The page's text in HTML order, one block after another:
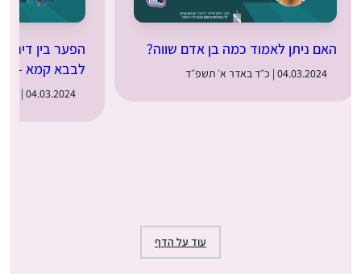
האם ניתן לאמוד כמה בן אדם שווה?
04.03.2024 | כ״ד באדר א׳ תשפ״ד
הפער בין דיני
לבבא קמא –
04.03.2024 | כ״ד באדר א׳ תשפ״ד
עוד על הדף